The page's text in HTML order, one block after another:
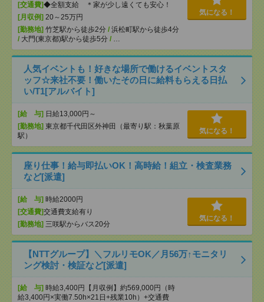
[交通費]◆全額支給 ＊家が少し遠くても安心！
[月収例] 20～25万円
[勤務地] 竹芝駅から徒歩2分 / 浜松町駅から徒歩4分
/ 大門(東京都)駅から徒歩5分 / …
気になる！
人気イベントも！好きな場所で働けるイベントスタ
ッフ☆来社不要！働いたその日に給料もらえる日払
い/T1[アルバイト]
[給 与] 日給13,000円～
[勤務地] 東京都千代田区外神田（最寄り駅：秋葉原
駅）
気になる！
座り仕事！給与即払いOK！高時給！組立・検査業務
など[派遣]
[給 与] 時給2000円
[交通費]交通費支給有り
[勤務地] 三咲駅からバス20分
気になる！
【NTTグループ】＼フルリモOK／月56万↑モニタリ
ング検討・検証など[派遣]
[給 与] 時給3,400円【月収例】約569,000円（時
給3,400円×実働7.50h×21日+残業10h）+交通費